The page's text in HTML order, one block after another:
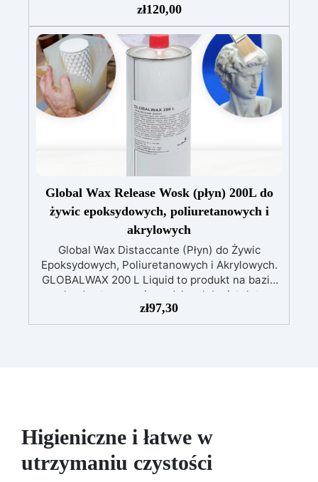
dzięki specjalnym filtrom UV
nie kapie, utrzymując precyzyjne i czyste wzory
Utwardza się w 12-24 godziny, zapewniając
błyszczącą i lśniącą powierzchnię
zł120,00
Global Wax Release Wosk (płyn) 200L do
żywic epoksydowych, poliuretanowych i
akrylowych
Global Wax Distaccante (Płyn) do Żywic
Epoksydowych, Poliuretanowych i Akrylowych.
GLOBALWAX 200 L Liquid to produkt na bazie
wosku do stosowania pędzlem lub pistoletem
natryskowym. Odporny do +180 °C. Środek
distaccante Global-Wax (Płyn) tworzy warstwę
drewnie, metalu, plastiku, a nawet tekturze,
tworząc w zaledwie kilka minut powierzchnię
idealnie nieprzywierającą, na której można
odlewać żywicę lub inne związki. STOSOWANIE
zł97,30
Higieniczne i łatwe w
utrzymaniu czystości